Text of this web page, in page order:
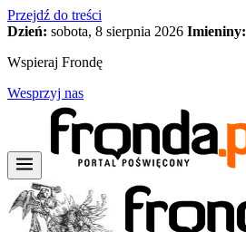
Przejdź do treści
Dzień: sobota, 8 sierpnia 2026 Imieniny:
Wspieraj Frondę
Wesprzyj nas